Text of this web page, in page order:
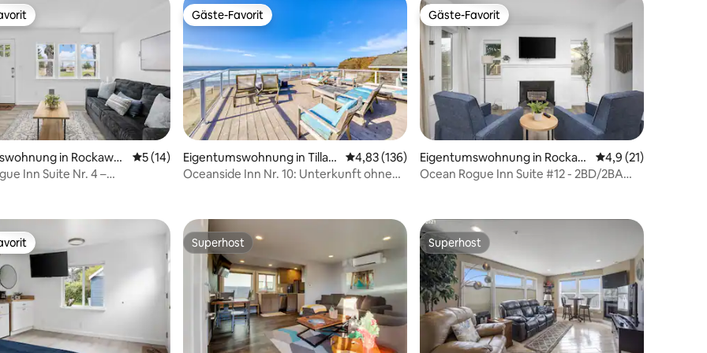
4,94 von 5, 96 Bewertungen
in Rockaway
Durchschnittliche Bewertung: 5 von 5, 14 Bewertungen
5 (14)
Inn Suite Nr. 4 –
Gäste-Favorit
Gäste-Favorit
Eigentumswohnung in Tillam
ook
Durchschnittliche Bewertung: 4,83 von 5, 136 Bewertungen
4,83 (136)
Oceanside Inn Nr. 10: Unterkunft ohne
Gäste-Favorit
Gäste-Favorit
Eigentumswohnung in Rockaw
ay Beach
Durchschnittliche
4,9 (21)
Ocean Rogue Inn Suite #12 - 2BD/2BA
Superhost
Superhost Superhost
Superhost